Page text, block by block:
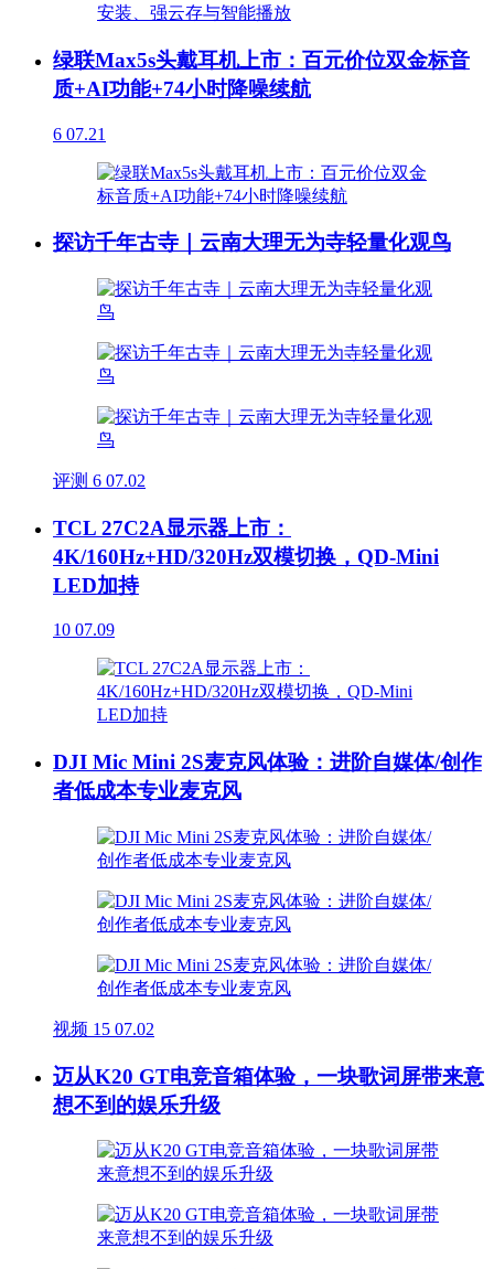
绿联Max5s头戴耳机上市：百元价位双金标音
质+AI功能+74小时降噪续航
6 07.21
探访千年古寺｜云南大理无为寺轻量化观鸟
评测 6 07.02
TCL 27C2A显示器上市：
4K/160Hz+HD/320Hz双模切换，QD-Mini
LED加持
10 07.09
DJI Mic Mini 2S麦克风体验：进阶自媒体/创作
者低成本专业麦克风
视频 15 07.02
迈从K20 GT电竞音箱体验，一块歌词屏带来意
想不到的娱乐升级